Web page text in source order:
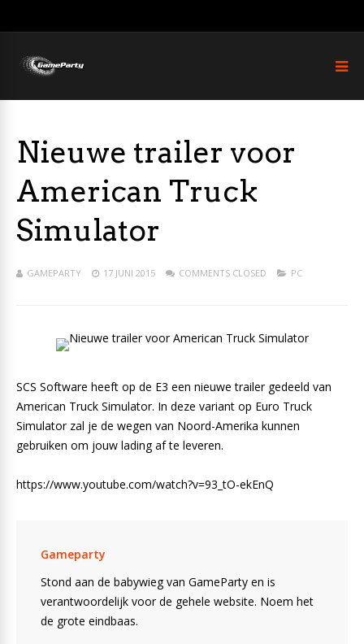
Nieuwe trailer voor
American Truck
Simulator
GAMEPARTY 17 JUNI 2015 COMMENTS CLOSED PC
SCS Software heeft op de E3 een nieuwe trailer gedeeld van
American Truck Simulator. In deze variant op Euro Truck
Simulator zal je de wegen van Noord-Amerika kunnen
gebruiken om jouw lading af te leveren.
https://www.youtube.com/watch?v=93_tO-ekEnQ
Gameparty
Stond aan de babywieg van GameParty en is
verantwoordelijk voor de gehele website. Noem het
de grote eindbaas.